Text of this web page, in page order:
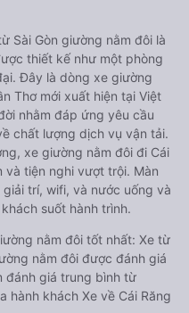
Sài Gòn giường nằm đôi là
thiết kế như một phòng
Đây là dòng xe giường
Thơ mới xuất hiện tại Việt
nhằm đáp ứng yêu cầu
chất lượng dịch vụ vận tải.
xe giường nằm đôi đi Cái
và tiện nghi vượt trội. Màn
trí, wifi, và nước uống và
suốt hành trình.
nằm đôi tốt nhất: Xe từ
nằm đôi được đánh giá
đánh giá trung bình từ
khách Xe về Cái Răng